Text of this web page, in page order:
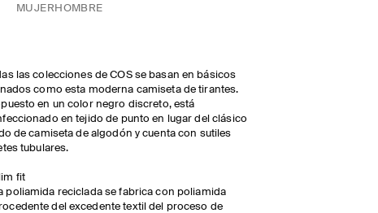
MUJER HOMBRE
las colecciones de COS se basan en básicos
como esta moderna camiseta de tirantes.
en un color negro discreto, está
en tejido de punto en lugar del clásico
de camiseta de algodón y cuenta con sutiles
tubulares.
fit
poliamida reciclada se fabrica con poliamida
del excedente textil del proceso de